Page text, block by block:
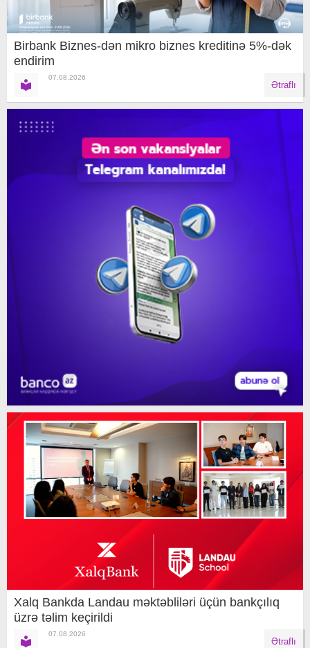
Birbank Biznes-dən mikro biznes kreditinə 5%-dək
endirim
07.08.2026
Ətraflı
Xalq Bankda Landau məktəbliləri üçün bankçılıq
üzrə təlim keçirildi
07.08.2026
Ətraflı